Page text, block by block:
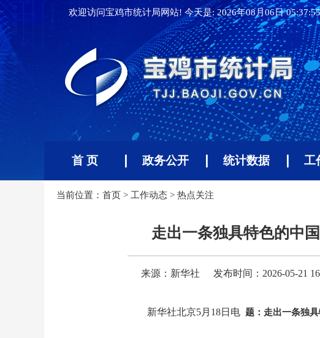
欢迎访问宝鸡市统计局网站! 今天是:2026年08月06日
首 页 政务公开 统计数据 工
当前位置： 首页 > 工作动态 > 热点关注
走出一条独具特色的中
来源：新华社 发布时间：2026-05-21
新华社北京5月18日电 题：走出一条独